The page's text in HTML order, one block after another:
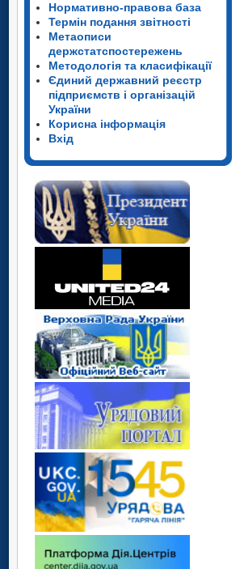
Нормативно-правова база
Термін подання звітності
Метаописи
держстатспостережень
Методологія та класифікації
Єдиний державний реєстр
підприємств і організацій
України
Корисна інформація
Вхід